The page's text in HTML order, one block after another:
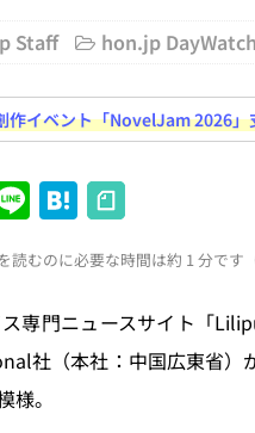
文科省、プログラミング教育にAI活用
HON.jp News Blogに拡張検索生成（
チャットボット（ベータ版）を公開し
講談社、著者向けポータルサイト・
日刊出版ニュースまとめ
ラップも読書など 日刊出版ニュースま
Staff hon.jp
作イベント「NovelJam 2026
Li
n
e
H
at
e
n
a
読むのに必要な時間は約 1 分です
ス専門ニュースサイト「
社（本社：中国広東省）
。